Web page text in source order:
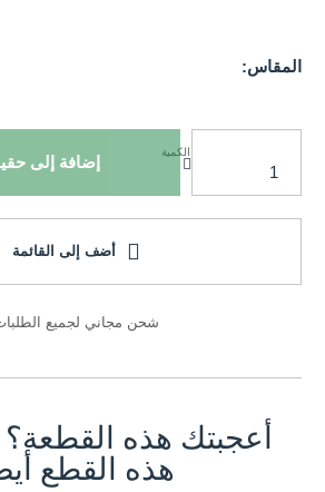
المقاس:
الكمية
إضافة إلى
أضف إلى القائمة
شحن مجاني لجميع
أعجبتك هذه
هذه القطع